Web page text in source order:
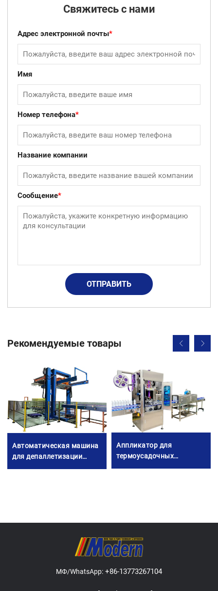
Свяжитесь с нами
Адрес электронной почты*
Имя
Номер телефона*
Название компании
Сообщение*
ОТПРАВИТЬ
Рекомендуемые товары
Автоматическая машина
для депаллетизации
Аппликатор для
термоусадочных
этикеток
МФ/WhatsApp: +86-13773267104